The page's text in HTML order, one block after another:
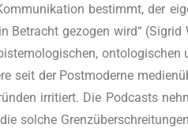
bestimmt, der
Betracht gezo­gen wird“
seit der Post­mo­der­ne
irri­tiert. Die Pod­casts
sol­che